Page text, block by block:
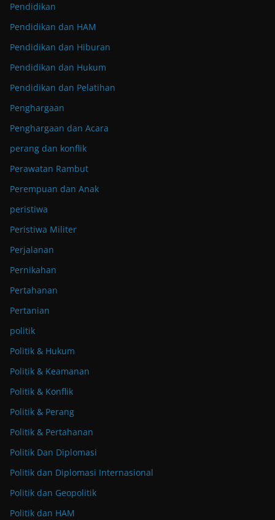
Pendidikan
Pendidikan dan HAM
Pendidikan dan Hiburan
Pendidikan dan Hukum
Pendidikan dan Pelatihan
Penghargaan
Penghargaan dan Acara
perang dan konflik
Perawatan Rambut
Perempuan dan Anak
peristiwa
Peristiwa Militer
Perjalanan
Pernikahan
Pertahanan
Pertanian
politik
Politik & Hukum
Politik & Keamanan
Politik & Konflik
Politik & Perang
Politik & Pertahanan
Politik Dan Diplomasi
Politik dan Diplomasi Internasional
Politik dan Geopolitik
Politik dan HAM